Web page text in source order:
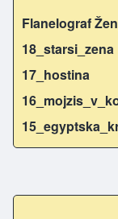
Flanelograf
18_starsi_zena
17_hostina